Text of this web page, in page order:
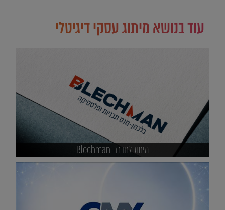
עוד בנושא מיתוג עסקי דיגיטלי
מיתוג לחברת Blechman